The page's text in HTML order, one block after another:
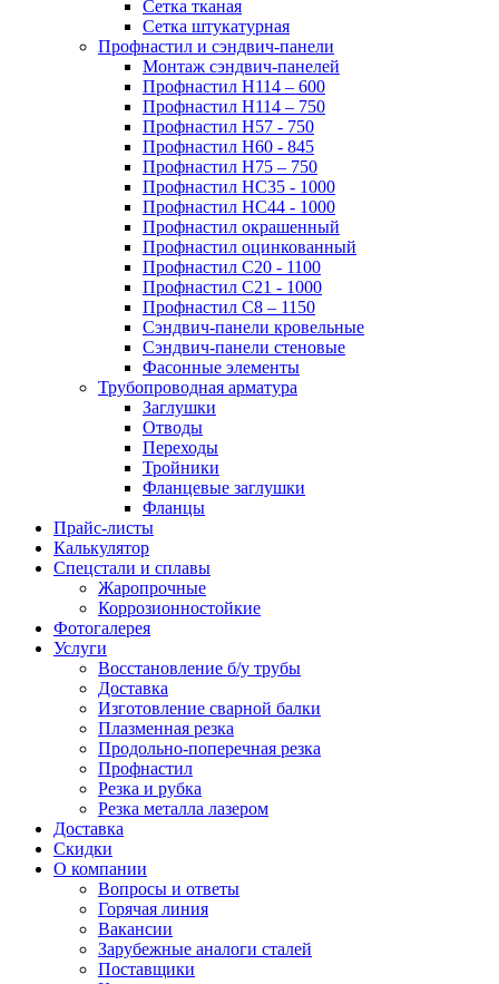
Сетка тканая
Сетка штукатурная
Профнастил и сэндвич-панели
Монтаж сэндвич-панелей
Профнастил Н114 – 600
Профнастил Н114 – 750
Профнастил Н57 - 750
Профнастил Н60 - 845
Профнастил Н75 – 750
Профнастил НС35 - 1000
Профнастил НС44 - 1000
Профнастил окрашенный
Профнастил оцинкованный
Профнастил С20 - 1100
Профнастил С21 - 1000
Профнастил С8 – 1150
Сэндвич-панели кровельные
Сэндвич-панели стеновые
Фасонные элементы
Трубопроводная арматура
Заглушки
Отводы
Переходы
Тройники
Фланцевые заглушки
Фланцы
Прайс-листы
Калькулятор
Спецстали и сплавы
Жаропрочные
Коррозионностойкие
Фотогалерея
Услуги
Восстановление б/у трубы
Доставка
Изготовление сварной балки
Плазменная резка
Продольно-поперечная резка
Профнастил
Резка и рубка
Резка металла лазером
Доставка
Скидки
О компании
Вопросы и ответы
Горячая линия
Вакансии
Зарубежные аналоги сталей
Поставщики